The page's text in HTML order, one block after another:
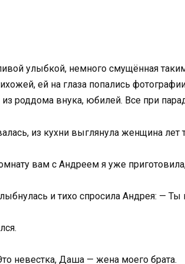
улыбкой, немного смущённая
ей на глаза попались
роддома внука, юбилей. Все при
из кухни выглянула женщина лет
вам с Андреем я уже
и тихо спросила Андрея: — Ты
невестка, Даша — жена моего брата.